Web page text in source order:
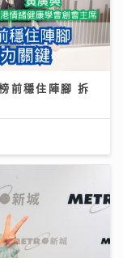
前穩住陣腳 拆